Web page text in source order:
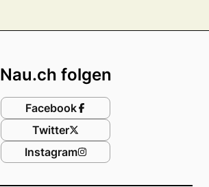
Nau.ch folgen
Facebook
Twitter
Instagram